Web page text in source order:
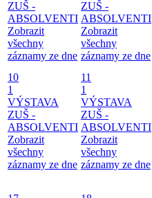
ZUŠ -
ABSOLVENTI
Zobrazit
všechny
záznamy ze dne
ZUŠ -
ABSOLVENTI
Zobrazit
všechny
záznamy ze dne
10
1
VÝSTAVA
ZUŠ -
ABSOLVENTI
Zobrazit
všechny
záznamy ze dne
11
1
VÝSTAVA
ZUŠ -
ABSOLVENTI
Zobrazit
všechny
záznamy ze dne